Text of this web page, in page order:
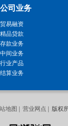
公司业务
贸易融资
精品贷款
存款业务
中间业务
行业产品
结算业务
地图 营业网点 | 版权